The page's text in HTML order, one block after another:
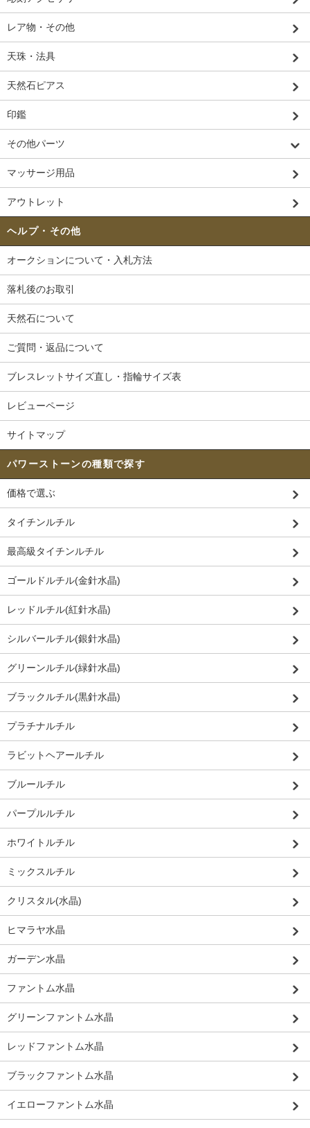
レア物・その他
天珠・法具
天然石ピアス
印鑑
その他パーツ
マッサージ用品
アウトレット
ヘルプ・その他
オークションについて・入札方法
落札後のお取引
天然石について
ご質問・返品について
ブレスレットサイズ直し・指輪サイズ表
レビューページ
サイトマップ
パワーストーンの種類で探す
価格で選ぶ
タイチンルチル
最高級タイチンルチル
ゴールドルチル(金針水晶)
レッドルチル(紅針水晶)
シルバールチル(銀針水晶)
グリーンルチル(緑針水晶)
ブラックルチル(黒針水晶)
プラチナルチル
ラビットヘアールチル
ブルールチル
パープルルチル
ホワイトルチル
ミックスルチル
クリスタル(水晶)
ヒマラヤ水晶
ガーデン水晶
ファントム水晶
グリーンファントム水晶
レッドファントム水晶
ブラックファントム水晶
イエローファントム水晶